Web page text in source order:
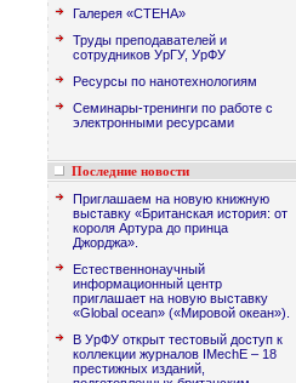
Галерея «СТЕНА»
Труды преподавателей и
сотрудников УрГУ, УрФУ
Ресурсы по нанотехнологиям
Семинары-тренинги по работе с
электронными ресурсами
Последние новости
Приглашаем на новую книжную
выставку «Британская история: от
короля Артура до принца
Джорджа».
Естественнонаучный
информационный центр
приглашает на новую выставку
«Global ocean» («Мировой океан»).
В УрФУ открыт тестовый доступ к
коллекции журналов IMechE – 18
престижных изданий,